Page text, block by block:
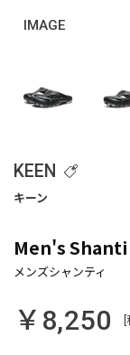
IMAGE
KEEN
Men's Shanti
￥8,250